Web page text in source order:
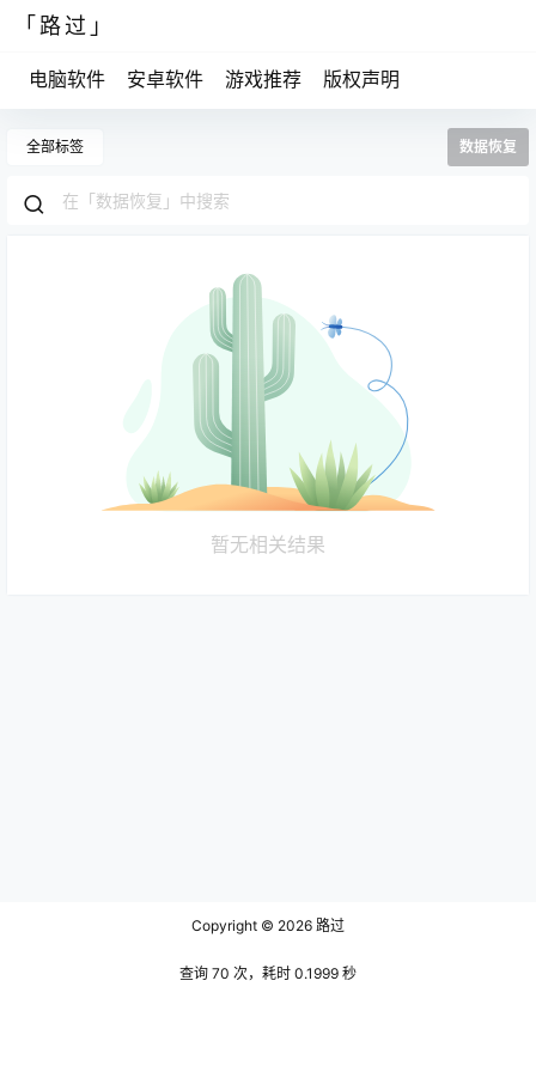
「路过」
电脑软件 安卓软件 游戏推荐 版权声明
全部标签 数据恢复
暂无相关结果
Copyright © 2026 路过
查询 70 次，耗时 0.1999 秒